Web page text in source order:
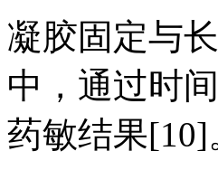
凝胶固定与
中，通过时
药敏结果[10]